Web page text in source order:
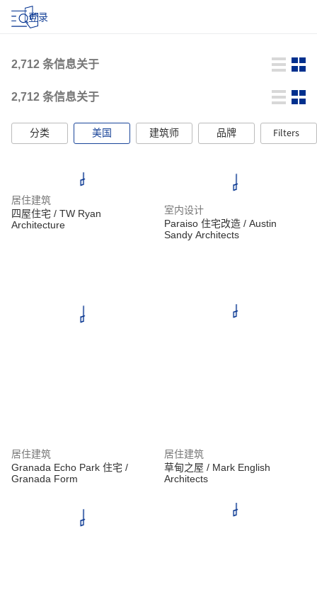
登录
2,712 条信息关于
2,712 条信息关于
分类 美国 建筑师 品牌 Filters
居住建筑
四屋住宅 / TW Ryan
Architecture
室内设计
Paraiso 住宅改造 / Austin
Sandy Architects
居住建筑
Granada Echo Park 住宅 /
Granada Form
居住建筑
草甸之屋 / Mark English
Architects